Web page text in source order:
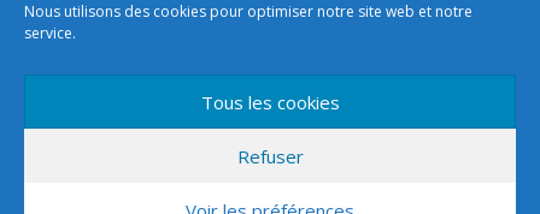
Nous utilisons des cookies pour optimiser notre site web et notre
service.
Tous les cookies
Refuser